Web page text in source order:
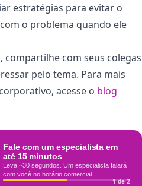
estratégias para evitar o
o problema quando ele
compartilhe com seus colegas
pelo tema. Para mais
acesse o blog
Fale com um especialista em
até 15 minutos
Leva ~30 segundos. Um especialista falará
com você no horário comercial.
1 de 2